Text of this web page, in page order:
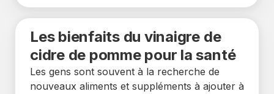
Les bienfaits du vinaigre de
cidre de pomme pour la santé
Les gens sont souvent à la recherche de
nouveaux aliments et suppléments à ajouter à